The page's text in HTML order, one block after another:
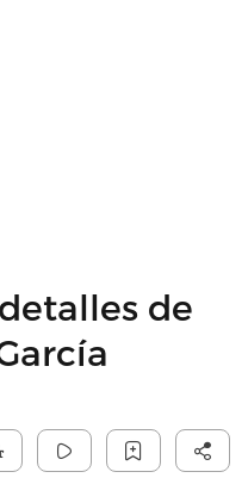
de